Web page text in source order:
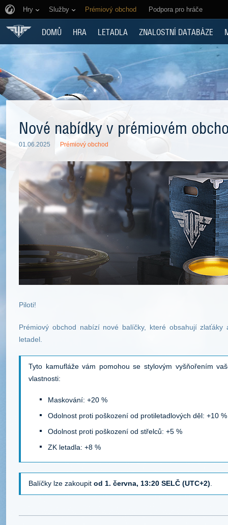
Hry Služby Prémiový obchod Podpora pro hráče
DOMŮ HRA LETADLA ZNALOSTNÍ DATABÁZE
Nové nabídky v prémiovém
01.06.2025 Prémiový obchod
Piloti!
Prémiový obchod nabízí nové balíčky, které obsahují
letadel.
Tyto kamufláže vám pomohou se stylovým vyšňořením
vlastnosti:
Maskování: +20 %
Odolnost proti poškození od protiletadlových děl: +10 %
Odolnost proti poškození od střelců: +5 %
ZK letadla: +8 %
Balíčky lze zakoupit od 1. června, 13:20 SELČ (UTC+2)